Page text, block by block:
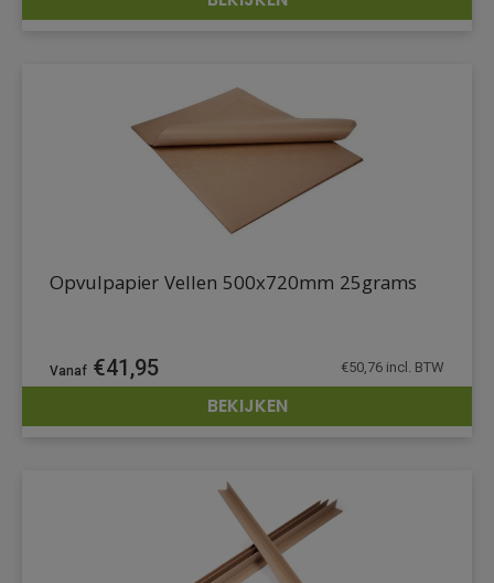
DETAILS
DETAILS
Opvulpapier Vellen 500x720mm 25grams
€41,95 €50,76 incl. BTW
BEKIJKEN